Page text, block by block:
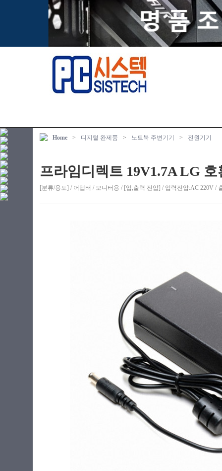
Home > 디지털 완제품 > 노트북 주변기기 > 전원기기
프라임디렉트 19V1.7A LG
[분류/용도] / 어댑터 / 모니터용 / [입,출력 전압] / 입력전압:AC 220V /